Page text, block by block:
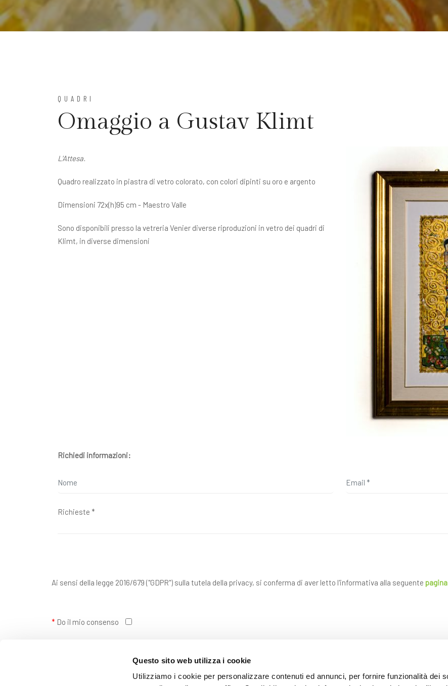
Questo sito web utilizza i cookie
Utilizziamo i cookie per personalizzare contenuti ed annunci, per fornire funzionalità dei
QUADRI
Omaggio a Gustav Klimt
L'Attesa.
Quadro realizzato in piastra di vetro colorato, con colori dipinti su oro e argento
Dimensioni 72x(h)95 cm - Maestro Valle
Sono disponibili presso la vetreria Venier diverse riproduzioni in vetro dei quadri di
Klimt, in diverse dimensioni
Richiedi informazioni:
Ai sensi della legge 2016/679 ("GDPR") sulla tutela della privacy, si conferma di aver letto l'informativa alla seguente pagina
* Do il mio consenso
Presto il consenso per l'invio della newsletter